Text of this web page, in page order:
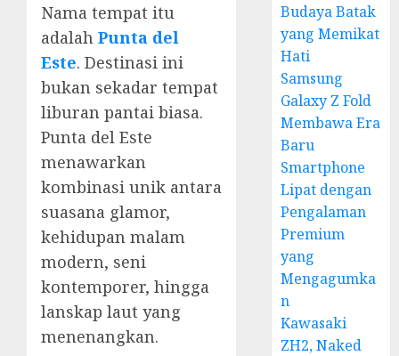
Nama tempat itu
adalah Punta del
Este. Destinasi ini
bukan sekadar tempat
liburan pantai biasa.
Punta del Este
menawarkan
kombinasi unik antara
suasana glamor,
kehidupan malam
modern, seni
kontemporer, hingga
lanskap laut yang
menenangkan.
Budaya Batak
yang Memikat
Hati
Samsung
Galaxy Z Fold
Membawa Era
Baru
Smartphone
Lipat dengan
Pengalaman
Premium
yang
Mengagumka
n
Kawasaki
ZH2, Naked